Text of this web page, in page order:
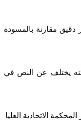
مقارنة بالمسودة
يختلف عن النص في
الاتحادية العليا